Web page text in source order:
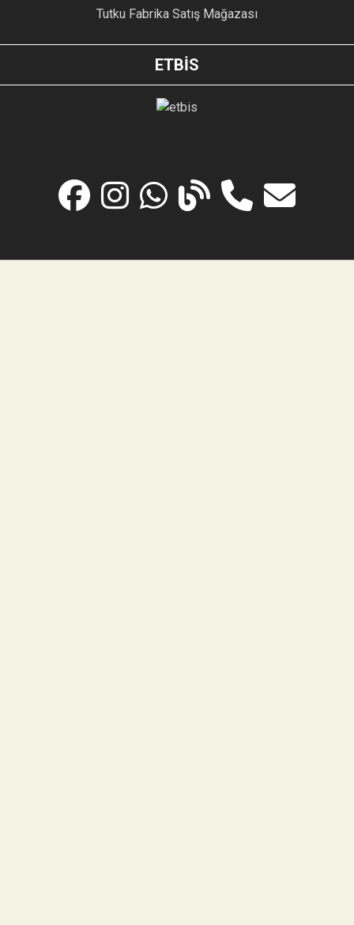
Tutku Fabrika Satış Mağazası
ETBİS